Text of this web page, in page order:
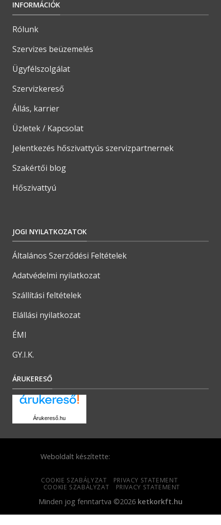
INFORMÁCIÓK
Rólunk
Szervizes beüzemelés
Ügyfélszolgálat
Szervizkereső
Állás, karrier
Üzletek / Kapcsolat
Jelentkezés hőszivattyús szervizpartnernek
Szakértői blog
Hőszivattyú
JOGI NYILATKOZATOK
Általános Szerződési Feltételek
Adatvédelmi nyilatkozat
Szállítási feltételek
Elállási nyilatkozat
ÉMI
GY.I.K.
ÁRUKERESŐ
Árukereső.hu
Weboldalt készítette:
COOKIE SZABÁLYZAT
PRIVACY STATEMENT
COOKIE SZABÁLYZAT
PRIVACY STATEMENT
Minden jog fenntartva ©2026 ketkorkft.hu